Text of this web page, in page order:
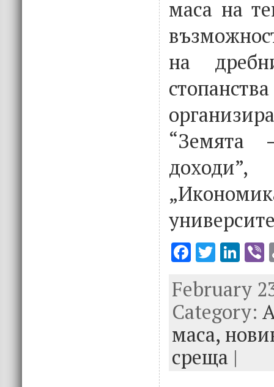
маса на
на
“Земята
F
e
b
o
o
k
T
it
te
r
Li
k
e
dI
n
February
Category:
маса,
среща |